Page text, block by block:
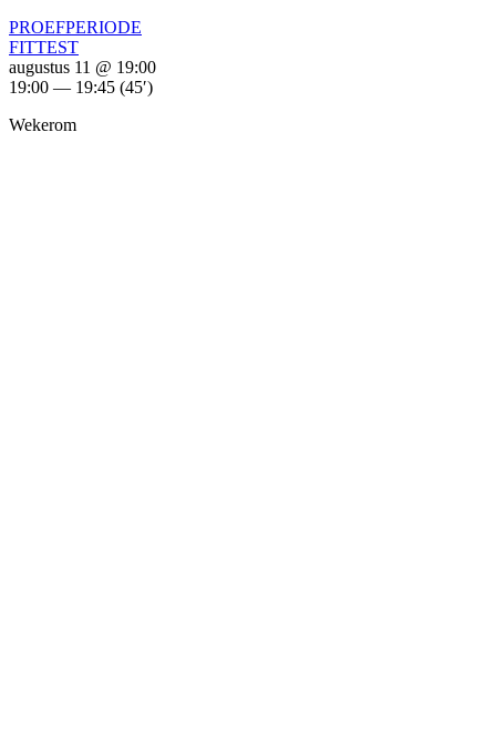
PROEFPERIODE
FITTEST
augustus 11 @ 19:00
19:00 — 19:45 (45′)
Wekerom